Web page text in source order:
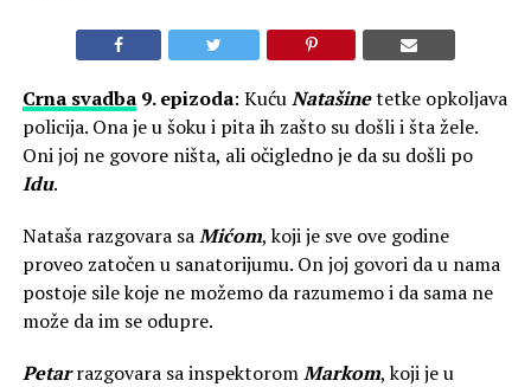
Crna svadba9. epizoda: KućuNatašinetetke opkoljava
policija. Ona je u šoku i pita ih zašto su došli i šta žele.
Oni joj ne govore ništa, ali očigledno je da su došli po
Idu.
Nataša razgovara saMićom, koji je sve ove godine
proveo zatočen u sanatorijumu. On joj govori da u nama
postoje sile koje ne možemo da razumemo i da sama ne
može da im se odupre.
Petarrazgovara sa inspektoromMarkom, koji je u